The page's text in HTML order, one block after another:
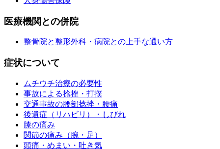
医療機関との併院
整骨院と整形外科・病院との上手な通い方
症状について
ムチウチ治療の必要性
事故による捻挫・打撲
交通事故の腰部捻挫・腰痛
後遺症（リハビリ）・しびれ
膝の痛み
関節の痛み（腕・足）
頭痛・めまい・吐き気